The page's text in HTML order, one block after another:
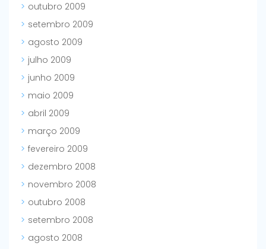
outubro 2009
setembro 2009
agosto 2009
julho 2009
junho 2009
maio 2009
abril 2009
março 2009
fevereiro 2009
dezembro 2008
novembro 2008
outubro 2008
setembro 2008
agosto 2008